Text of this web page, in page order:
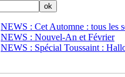
NEWS : Cet Automne : tous les
NEWS : Nouvel-An et Février
NEWS : Spécial Toussaint :